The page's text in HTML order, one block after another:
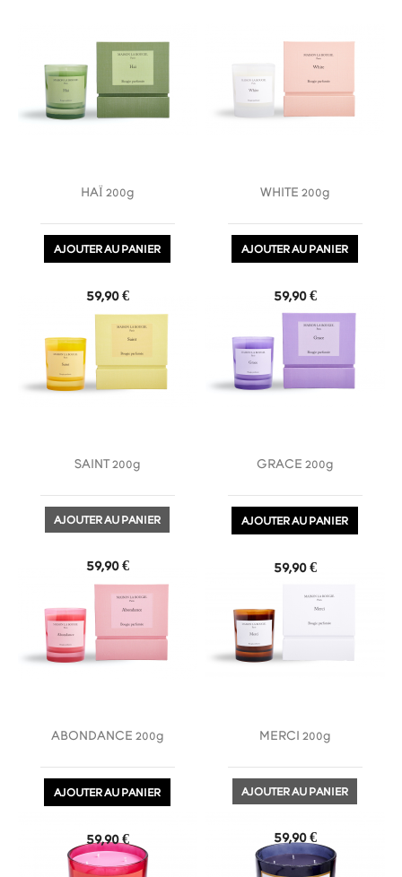
HAÏ 200g
AJOUTER AU PANIER
Prix
59,90 €
WHITE 200g
AJOUTER AU PANIER
Prix
59,90 €
favorite_border
SAINT 200g
AJOUTER AU PANIER
Prix
59,90 €
favorite_border
GRACE 200g
AJOUTER AU PANIER
Prix
59,90 €
favorite_border
ABONDANCE 200g
AJOUTER AU PANIER
Prix
59,90 €
favorite_border
MERCI 200g
AJOUTER AU PANIER
Prix
59,90 €
favorite_border favorite_border